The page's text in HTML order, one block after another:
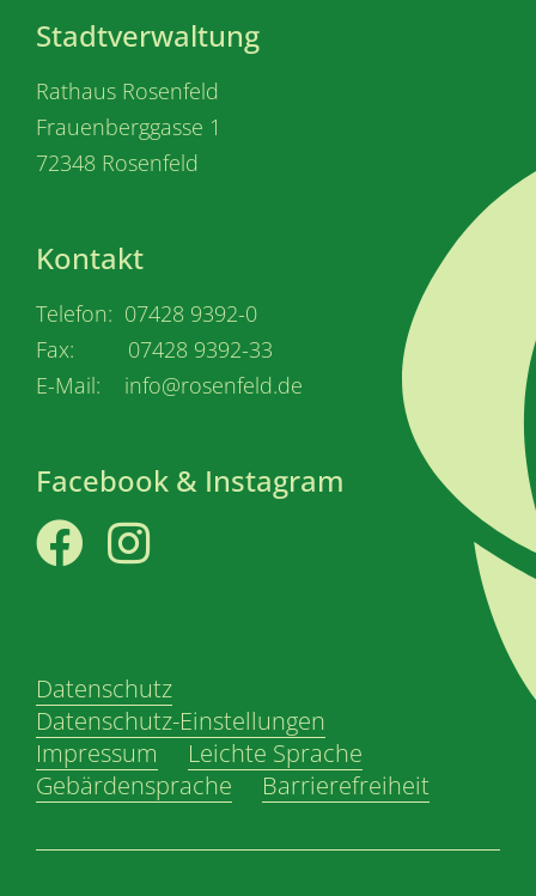
Stadtverwaltung
Rathaus Rosenfeld
Frauenberggasse 1
72348 Rosenfeld
Kontakt
Telefon: 07428 9392-0
Fax: 07428 9392-33
E-Mail: info@rosenfeld.de
Facebook & Instagram
Datenschutz
Datenschutz-Einstellungen
Impressum
Leichte Sprache
Gebärdensprache
Barrierefreiheit